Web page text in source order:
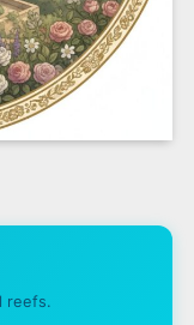
reefs.